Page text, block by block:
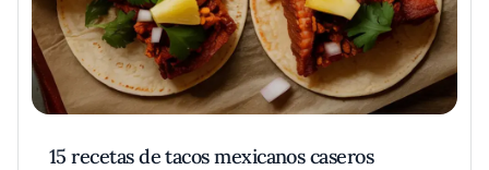
15 recetas de tacos mexicanos caseros